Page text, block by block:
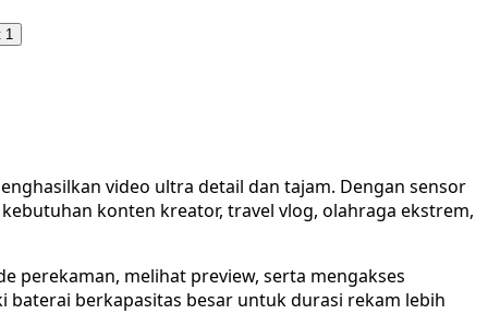
1
video ultra detail dan tajam. Dengan sensor
konten kreator, travel vlog, olahraga ekstrem,
perekaman, melihat preview, serta mengakses
berkapasitas besar untuk durasi rekam lebih